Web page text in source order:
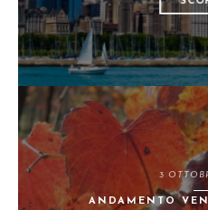
3
ANDAMENTO